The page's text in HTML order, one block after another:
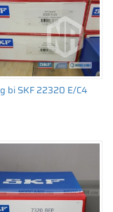
bi SKF 22320 E/C4